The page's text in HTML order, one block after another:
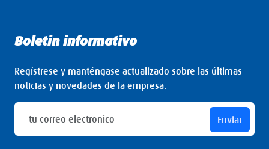
Boletin informativo
Regístrese y manténgase actualizado sobre las últimas
noticias y novedades de la empresa.
Enviar